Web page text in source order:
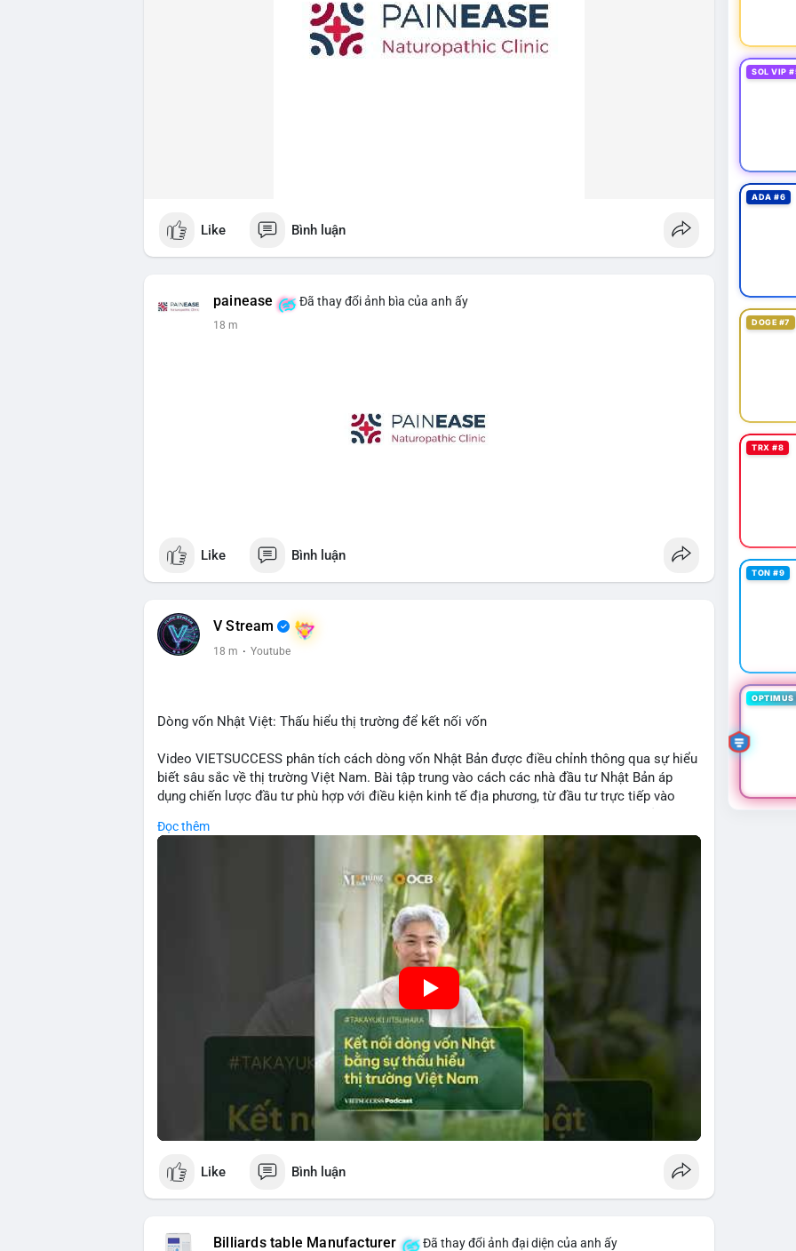
Like Bình luận
painease Đã thay đổi ảnh bìa của anh ấy
18 m
Like Bình luận
V Stream
18 m · Youtube
Dòng vốn Nhật Việt: Thấu hiểu thị trường để kết nối vốn
Video VIETSUCCESS phân tích cách dòng vốn Nhật Bản được điều chỉnh thông qua sự hiểu
biết sâu sắc về thị trường Việt Nam. Bài tập trung vào cách các nhà đầu tư Nhật Bản áp
dụng chiến lược đầu tư phù hợp với điều kiện kinh tế địa phương, từ đầu tư trực tiếp vào
Việt Nam mà còn tạo ra động lực cho thị trường crypto địa phương khi các nhà đầu tư đa
quốc gia tìm kiếm cơ hội đa dạng. Các yếu tố như chính sách tài chính Việt Nam, xu hướng
đầu tư ESG, và ổn định thị trường sẽ ảnh hưởng trực tiếp đến lưu lượng vốn nhập khẩu từ
Nhật Bản. Bài cũng nhấn mạnh vai trò của thông tin thị trường chính xác trong việc giảm rủi
ro khi kết nối các thị trường khác nhau.
Đọc thêm
Like Bình luận
Billiards table Manufacturer Đã thay đổi ảnh đại diện của anh ấy
SOL VIP
ADA #6
DOGE #7
TRX #8
TON #9
OPTIMUS